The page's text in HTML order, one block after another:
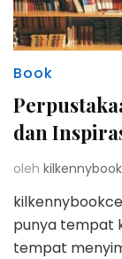
Book
dan
oleh
punya tempat
tempat